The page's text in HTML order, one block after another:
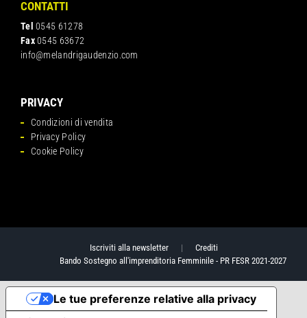
CONTATTI
Tel 0545 61278
Fax0545 63672
info@melandrigaudenzio.com
PRIVACY
Condizioni di vendita
Privacy Policy
Cookie Policy
Iscriviti alla newsletter| Crediti
Bando Sostegno all'imprenditoria Femminile - PR FESR 2021-2027
Le tue preferenze relative alla privacy